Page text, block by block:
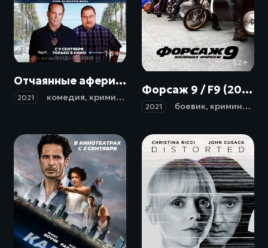
16+
Отчаянные аферистки / Queenpins (2021)
2021 комедия, криминал
12+
Форсаж 9 / F9 (2021)
2021 боевик, криминал